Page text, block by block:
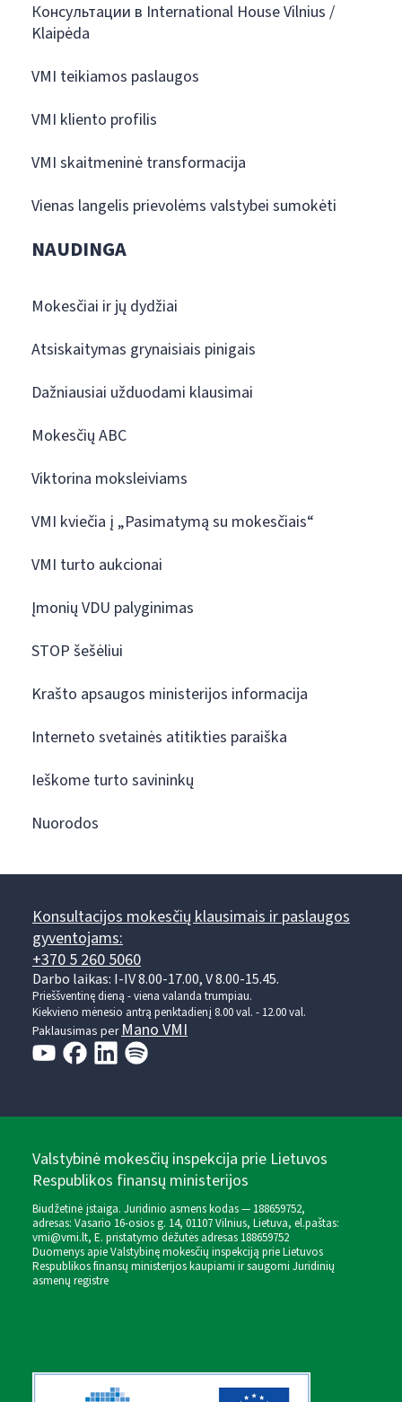
Консультации в International House Vilnius /
Klaipėda
VMI teikiamos paslaugos
VMI kliento profilis
VMI skaitmeninė transformacija
Vienas langelis prievolėms valstybei sumokėti
NAUDINGA
Mokesčiai ir jų dydžiai
Atsiskaitymas grynaisiais pinigais
Dažniausiai užduodami klausimai
Mokesčių ABC
Viktorina moksleiviams
VMI kviečia į „Pasimatymą su mokesčiais“
VMI turto aukcionai
Įmonių VDU palyginimas
STOP šešėliui
Krašto apsaugos ministerijos informacija
Interneto svetainės atitikties paraiška
Ieškome turto savininkų
Nuorodos
Konsultacijos mokesčių klausimais ir paslaugos
gyventojams:
+370 5 260 5060
Darbo laikas: I-IV 8.00-17.00, V 8.00-15.45.
Prieššventinę dieną - viena valanda trumpiau.
Kiekvieno mėnesio antrą penktadienį 8.00 val. - 12.00 val.
Paklausimas perMano VMI
Valstybinė mokesčių inspekcija prie Lietuvos
Respublikos finansų ministerijos
Biudžetinė įstaiga. Juridinio asmens kodas — 188659752,
adresas: Vasario 16-osios g. 14, 01107 Vilnius, Lietuva, el.paštas:
vmi@vmi.lt, E. pristatymo dėžutės adresas 188659752
Duomenys apie Valstybinę mokesčių inspekciją prie Lietuvos
Respublikos finansų ministerijos kaupiami ir saugomi Juridinių
asmenų registre